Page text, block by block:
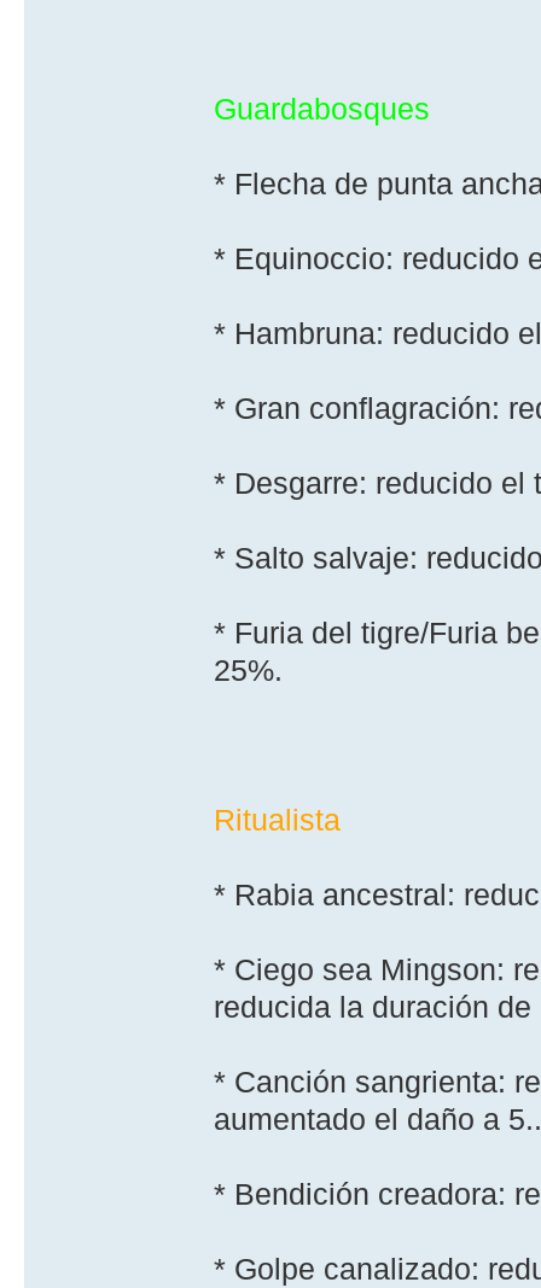
Guardabosques
* Flecha de punta
* Equinoccio: reducido
* Hambruna: reducido
* Gran conflagración:
* Desgarre: reducido el
* Salto salvaje:
* Furia del tigre/Furia
25%.
Ritualista
* Rabia ancestral:
* Ciego sea Mingson:
reducida la duración
* Canción sangrienta:
aumentado el daño a
* Bendición creadora:
* Golpe canalizado: